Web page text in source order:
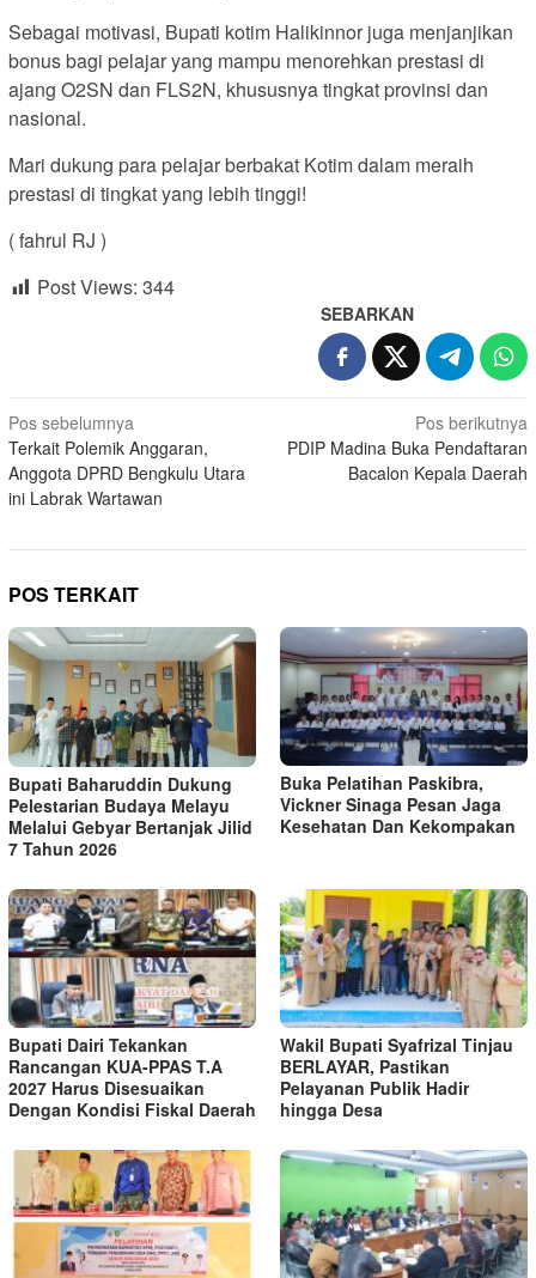
Sebagai motivasi, Bupati kotim Halikinnor juga menjanjikan
bonus bagi pelajar yang mampu menorehkan prestasi di
ajang O2SN dan FLS2N, khususnya tingkat provinsi dan
nasional.
Mari dukung para pelajar berbakat Kotim dalam meraih
prestasi di tingkat yang lebih tinggi!
( fahrul RJ )
Post Views: 344
SEBARKAN
Navigasi
pos
Pos sebelumnya
Terkait Polemik Anggaran,
Anggota DPRD Bengkulu Utara
ini Labrak Wartawan
Pos berikutnya
PDIP Madina Buka Pendaftaran
Bacalon Kepala Daerah
POS TERKAIT
Bupati Baharuddin Dukung
Pelestarian Budaya Melayu
Melalui Gebyar Bertanjak Jilid
7 Tahun 2026
Buka Pelatihan Paskibra,
Vickner Sinaga Pesan Jaga
Kesehatan Dan Kekompakan
Bupati Dairi Tekankan
Rancangan KUA-PPAS T.A
2027 Harus Disesuaikan
Dengan Kondisi Fiskal Daerah
Wakil Bupati Syafrizal Tinjau
BERLAYAR, Pastikan
Pelayanan Publik Hadir
hingga Desa